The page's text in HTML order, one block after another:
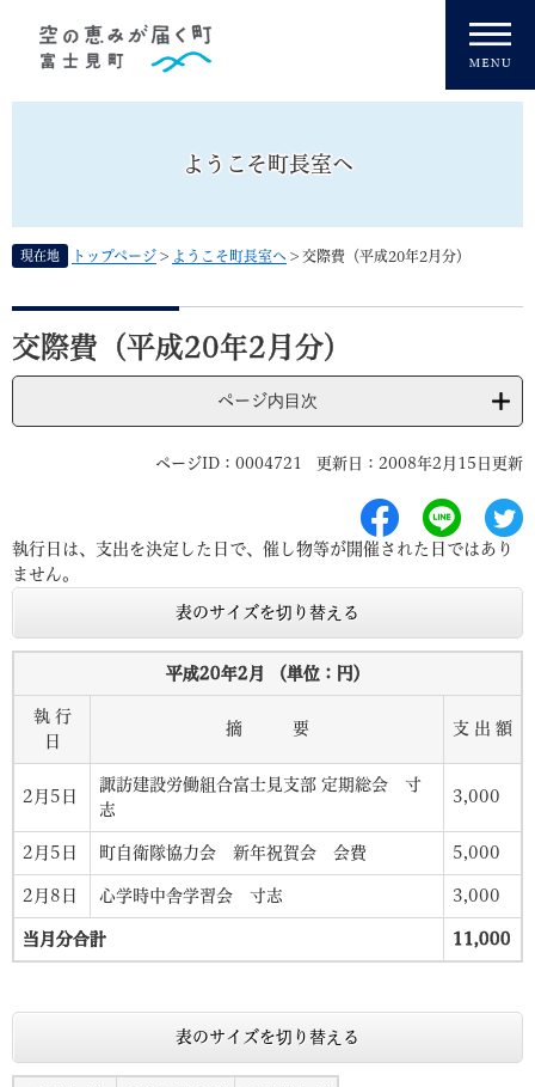
ようこそ町長室へ
現在地 トップページ > ようこそ町長室へ > 交際費（平成20年2月分）
本
文
交際費（平成20年2月分）
ページ内目次
ページID：0004721 更新日：2008年2月15日更新
執行日は、支出を決定した日で、催し物等が開催された日ではあり
ません。
表のサイズを切り替える
平成20年2月 （単位：円）
執 行
日
摘 要 支 出 額
2月5日
諏訪建設労働組合富士見支部 定期総会 寸
志
3,000
2月5日 町自衛隊協力会 新年祝賀会 会費 5,000
2月8日 心学時中舎学習会 寸志 3,000
当月分合計 11,000
表のサイズを切り替える